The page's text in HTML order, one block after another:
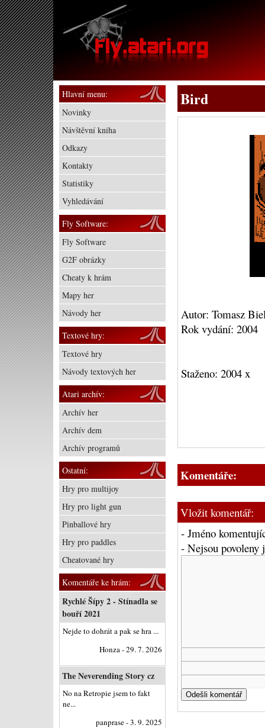
Bird
Autor: Tomasz
Rok vydání: 2004
Staženo: 2004 x
Komentáře:
Vložit komentář:
- Jméno
- Nejsou
Hlavní menu:
Novinky
Návštěvní kniha
Odkazy
Kontakty
Statistiky
Vyhledávání
Fly Software:
Fly Software
G2F obrázky
Cheaty k hrám
Mapy her
Návody her
Textové hry:
Textové hry
Návody textových her
Atari archív:
Archív her
Archív dem
Archív programů
Ostatní:
Hry pro multijoy
Hry pro light gun
Pinballové hry
Hry pro paddles
Cheatované hry
Komentáře ke hrám:
Rychlé Šípy 2 - Stínadla se
bouří 2021
Nejde to dohrát a pak se hra ...
Honza - 29. 7. 2026
The Neverending Story cz
No na Retropie jsem to fakt
ne...
panprase - 3. 9. 2025